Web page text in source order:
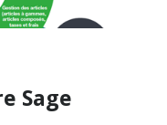
Sage